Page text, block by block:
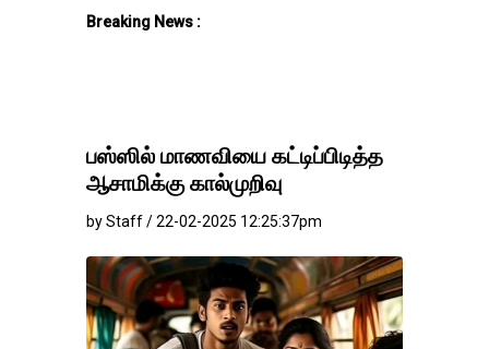
Breaking News :
பஸ்ஸில் மாணவியை கட்டிப்பிடித்த
ஆசாமிக்கு கால்முறிவு
by Staff / 22-02-2025 12:25:37pm